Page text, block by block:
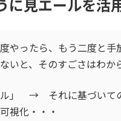
に見エールを活
度やったら、もう二度と
いと、そのすごさはわか
ル」 → それに基づ
視化・・・